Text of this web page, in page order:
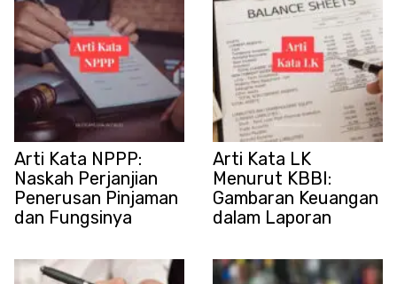
Arti Kata NPPP:
Naskah Perjanjian
Penerusan Pinjaman
dan Fungsinya
Arti Kata LK
Menurut KBBI:
Gambaran Keuangan
dalam Laporan